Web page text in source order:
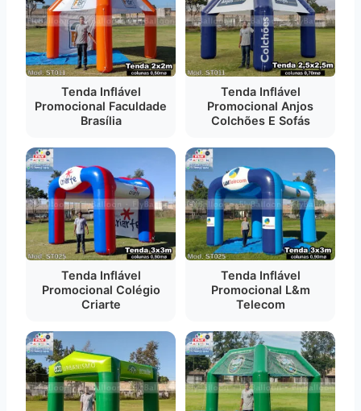
Tenda Inflável
Promocional Faculdade
Brasília
Tenda Inflável
Promocional Anjos
Colchões E Sofás
Tenda Inflável
Promocional Colégio
Criarte
Tenda Inflável
Promocional L&m
Telecom